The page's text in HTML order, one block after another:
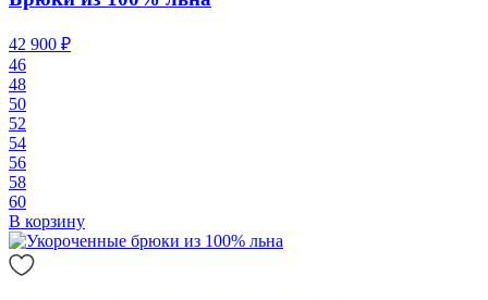
42 900 ₽
46
48
50
52
54
56
58
60
В корзину